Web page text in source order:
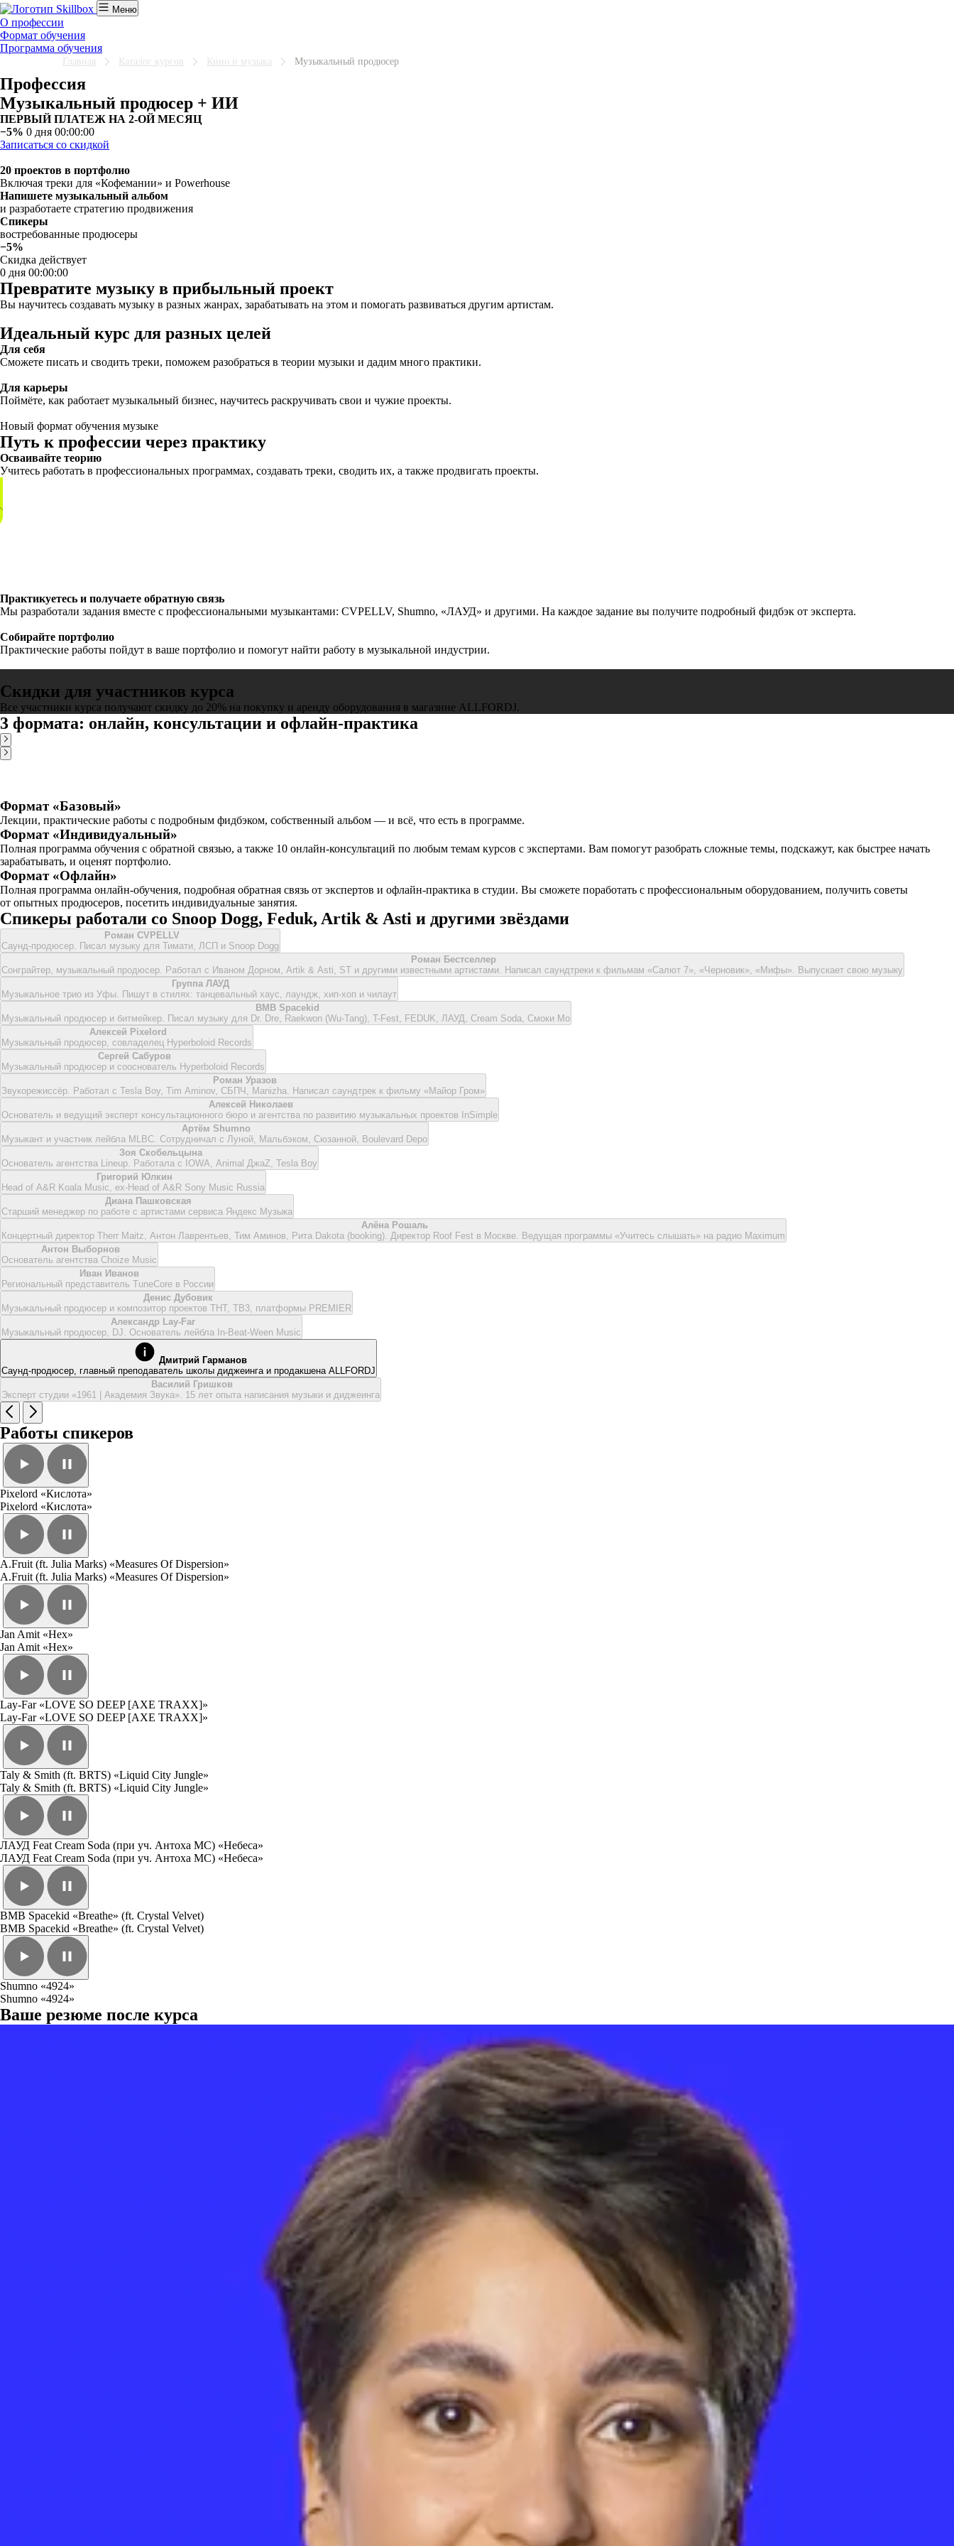
Меню
О профессии
Формат обучения
Программа обучения
Главная Каталог курсов Кино и музыка Музыкальный продюсер
Профессия
Музыкальный продюсер + ИИ
ПЕРВЫЙ ПЛАТЕЖ НА 2-ОЙ МЕСЯЦ
−5% 0 дня 00:00:00
Записаться со скидкой
20 проектов в портфолио
Включая треки для «Кофемании» и Powerhouse
Напишете музыкальный альбом
и разработаете стратегию продвижения
Спикеры
востребованные продюсеры
−5%
Скидка действует
0 дня 00:00:00
Превратите музыку в прибыльный проект
Вы научитесь создавать музыку в разных жанрах, зарабатывать на этом и помогать развиваться другим артистам.
Идеальный курс для разных целей
Для себя
Сможете писать и сводить треки, поможем разобраться в теории музыки и дадим много практики.
Для карьеры
Поймёте, как работает музыкальный бизнес, научитесь раскручивать свои и чужие проекты.
Новый формат обучения музыке
Путь к профессии через практику
Осваивайте теорию
Учитесь работать в профессиональных программах, создавать треки, сводить их, а также продвигать проекты.
Практикуетесь и получаете обратную связь
Мы разработали задания вместе с профессиональными музыкантами: CVPELLV, Shumno, «ЛАУД» и другими. На каждое задание вы получите подробный фидбэк от эксперта.
Собирайте портфолио
Практические работы пойдут в ваше портфолио и помогут найти работу в музыкальной индустрии.
Скидки для участников курса
Все участники курса получают скидку до 20% на покупку и аренду оборудования в магазине ALLFORDJ.
3 формата: онлайн, консультации и офлайн-практика
Формат «Базовый»
Лекции, практические работы с подробным фидбэком, собственный альбом — и всё, что есть в программе.
Формат «Индивидуальный»
Полная программа обучения с обратной связью, а также 10 онлайн-консультаций по любым темам курсов с экспертами. Вам помогут разобрать сложные темы, подскажут, как быстрее начать
зарабатывать, и оценят портфолио.
Формат «Офлайн»
Полная программа онлайн-обучения, подробная обратная связь от экспертов и офлайн-практика в студии. Вы сможете поработать с профессиональным оборудованием, получить советы
от опытных продюсеров, посетить индивидуальные занятия.
Спикеры работали со Snoop Dogg, Feduk, Artik & Asti и другими звёздами
Роман CVPELLV
Саунд-продюсер. Писал музыку для Тимати, ЛСП и Snoop Dogg
Роман Бестселлер
Сонграйтер, музыкальный продюсер. Работал с Иваном Дорном, Artik & Asti, ST и другими известными артистами. Написал саундтреки к фильмам «Салют 7», «Черновик», «Мифы». Выпускает свою музыку
Группа ЛАУД
Музыкальное трио из Уфы. Пишут в стилях: танцевальный хаус, лаундж, хип-хоп и чилаут
BMB Spacekid
Музыкальный продюсер и битмейкер. Писал музыку для Dr. Dre, Raekwon (Wu-Tang), T-Fest, FEDUK, ЛАУД, Cream Soda, Смоки Мо
Алексей Pixelord
Музыкальный продюсер, совладелец Hyperboloid Records
Сергей Сабуров
Музыкальный продюсер и сооснователь Hyperboloid Records
Роман Уразов
Звукорежиссёр. Работал с Tesla Boy, Tim Aminov, СБПЧ, Manizha. Написал саундтрек к фильму «Майор Гром»
Алексей Николаев
Основатель и ведущий эксперт консультационного бюро и агентства по развитию музыкальных проектов InSimple
Артём Shumno
Музыкант и участник лейбла MLBC. Сотрудничал с Луной, Мальбэком, Сюзанной, Boulevard Depo
Зоя Скобельцына
Основатель агентства Lineup. Работала с IOWA, Animal ДжаZ, Tesla Boy
Григорий Юлкин
Head of A&R Koala Music, ex-Head of A&R Sony Music Russia
Диана Пашковская
Старший менеджер по работе с артистами сервиса Яндекс Музыка
Алёна Рошаль
Концертный директор Therr Maitz, Антон Лаврентьев, Тим Аминов, Рита Dakota (booking). Директор Roof Fest в Москве. Ведущая программы «Учитесь слышать» на радио Maximum
Антон Выборнов
Основатель агентства Choize Music
Иван Иванов
Региональный представитель TuneCore в России
Денис Дубовик
Музыкальный продюсер и композитор проектов ТНТ, ТВ3, платформы PREMIER
Александр Lay-Far
Музыкальный продюсер, DJ. Основатель лейбла In-Beat-Ween Music
Дмитрий Гарманов
Саунд-продюсер, главный преподаватель школы диджеинга и продакшена ALLFORDJ
Василий Гришков
Эксперт студии «1961 | Академия Звука». 15 лет опыта написания музыки и диджеинга
Работы спикеров
Pixelord «Кислота»
Pixelord «Кислота»
A.Fruit (ft. Julia Marks) «Measures Of Dispersion»
A.Fruit (ft. Julia Marks) «Measures Of Dispersion»
Jan Amit «Hex»
Jan Amit «Hex»
Lay-Far «LOVE SO DEEP [AXE TRAXX]»
Lay-Far «LOVE SO DEEP [AXE TRAXX]»
Taly & Smith (ft. BRTS) «Liquid City Jungle»
Taly & Smith (ft. BRTS) «Liquid City Jungle»
ЛАУД Feat Cream Soda (при уч. Антоха МС) «Небеса»
ЛАУД Feat Cream Soda (при уч. Антоха МС) «Небеса»
BMB Spacekid «Breathe» (ft. Crystal Velvet)
BMB Spacekid «Breathe» (ft. Crystal Velvet)
Shumno «4924»
Shumno «4924»
Ваше резюме после курса